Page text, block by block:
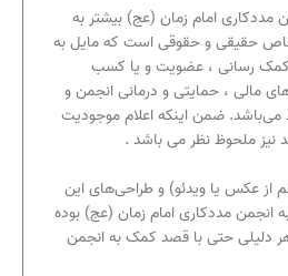
امام زمان (عج) بیشتر به
حقیقی و حقوقی است که مایل به
رسانی ، عضویت و یا کسب
مالی ، حمایتی و درمانی انجمن و
می‌باشد. ضمن اینکه اعلام موجودیت
نیز ملحوظ نظر می باشد .
از عکس یا ویدئو) و طراحی‌های این
مددکاری امام زمان (عج) بوده
هر دلیلی حتی با قصد کمک به انجمن